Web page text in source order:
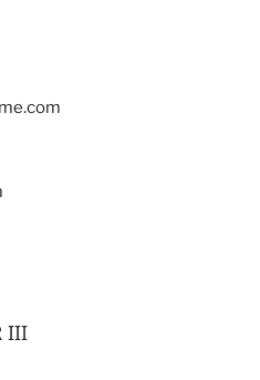
III